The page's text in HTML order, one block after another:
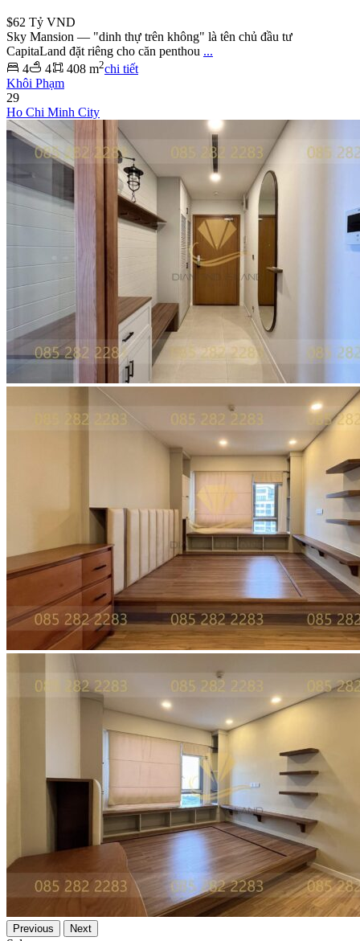
$62 Tỷ VND
Sky Mansion — "dinh thự trên không" là tên chủ đầu tư
CapitaLand đặt riêng cho căn penthou ...
4
4 408 m2chi tiết
Khôi Phạm
29
Ho Chi Minh City
Previous Next